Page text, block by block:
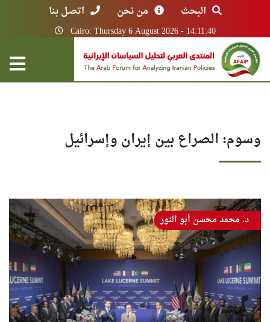
البحث من نحن اتصل بنا
Cairo: Thursday 6 August 2026 - 14:11:40
وسوم: الصراع بين إيران وإسرائيل
د. محمد محسن أبو النور